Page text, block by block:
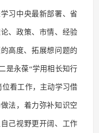
习中央最新部署、省
、政策、市情、经验
高度、拓展想问题的
是永葆“学用相长知行
看工作，主动学习借
法，着力弥补知识空
己视野更开阔、工作